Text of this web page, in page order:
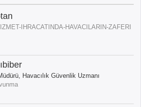
IHRACATINDA-HAVACILARIN-ZAFERI
Havacılık Güvenlik Uzmanı